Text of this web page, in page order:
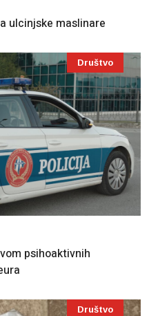
ulcinjske maslinare
Društvo
psihoaktivnih
Društvo